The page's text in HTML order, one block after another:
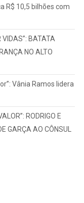
R$ 10,5 bilhões com
VIDAS”: BATATA
NO ALTO
Vânia Ramos lidera
RODRIGO E
GARÇA AO CÔNSUL